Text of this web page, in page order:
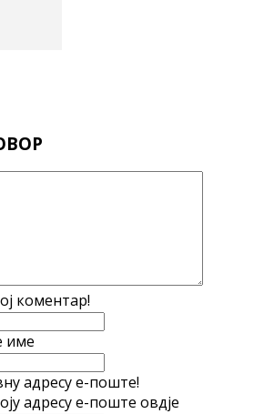
коментар!
име
адресу е-поште!
адресу е-поште овдје